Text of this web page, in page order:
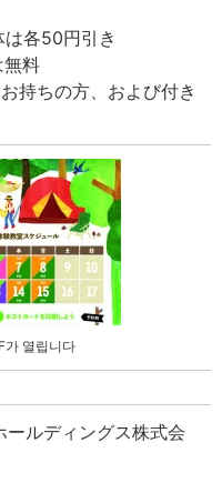
各50円引き
料
持ちの方、および付き
가 열립니다
ルディングス株式会